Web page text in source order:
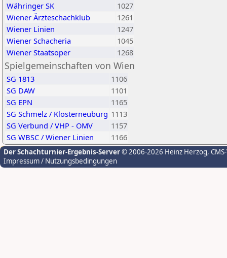
Währinger SK
1027
Wiener Ärzteschachklub
1261
Wiener Linien
1247
Wiener Schacheria
1045
Wiener Staatsoper
1268
Spielgemeinschaften von Wien
SG 1813
1106
SG DAW
1101
SG EPN
1165
SG Schmelz / Klosterneuburg 1113
SG Verbund / VHP - OMV
1157
SG WBSC / Wiener Linien
1166
Der Schachturnier-Ergebnis-Server© 2006-2026 Heinz Herzog,
Impressum / Nutzungsbedingungen